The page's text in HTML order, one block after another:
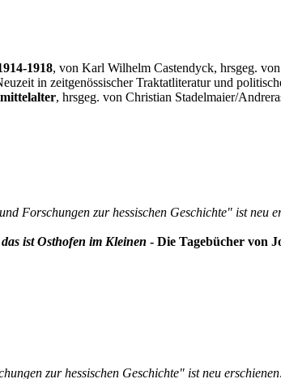
1918, von Karl Wilhelm Castendyck, hrsgeg.
in zeitgenössischer Traktatliteratur und
, hrsgeg. von Christian Stadelmaier/
Forschungen zur hessischen Geschichte" ist neu
ist Osthofen im Kleinen - Die Tagebücher von
zur hessischen Geschichte" ist neu